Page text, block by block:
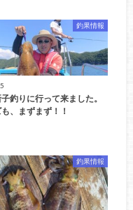
釣果情報
釣りに行って来ました。
、まずまず！！
釣果情報